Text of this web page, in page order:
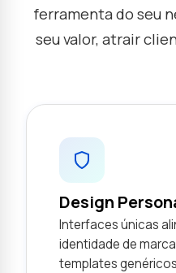
ferramenta do seu
seu valor, atrair
Design
Interfaces únicas
identidade de
templates